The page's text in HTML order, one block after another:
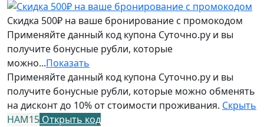
Скидка 500₽ на ваше бронирование с промокодом
Применяйте данный код купона Суточно.ру и вы
получите бонусные рубли, которые
можно...Показать
Применяйте данный код купона Суточно.ру и вы
получите бонусные рубли, которые можно обменять
на дисконт до 10% от стоимости проживания. Скрыть
НАМ15 Открыть код